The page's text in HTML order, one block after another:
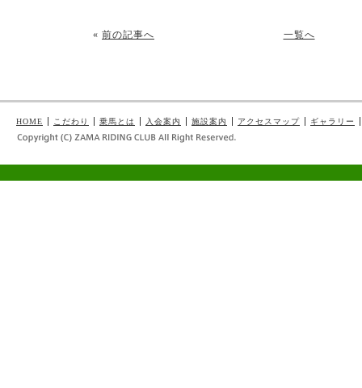
« 前の記事へ 一覧へ
HOME こだわり 乗馬とは 入会案内 施設案内 アクセスマップ ギャラリー